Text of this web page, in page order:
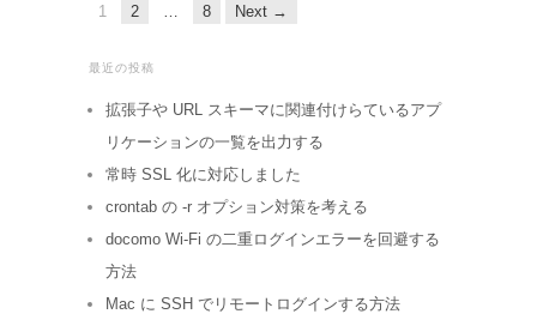
1 2 8 Next →
最近の投稿
拡張子や URL スキーマに関連付けらているアプ
リケーションの一覧を出力する
常時 SSL 化に対応しました
crontab の -r オプション対策を考える
docomo Wi-Fi の二重ログインエラーを回避する
方法
Mac に SSH でリモートログインする方法